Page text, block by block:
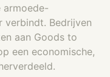
armoede-
verbindt. Bedrijven
aan Goods to
een economische,